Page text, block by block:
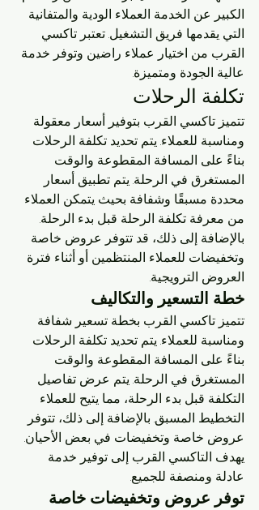
الكبير عن الخدمة العملاء الودية والمتفانية
التي يقدمها فريق التشغيل. تعتبر تاكسي
القرب من اختيار عملاء راضين وتوفر خدمة
عالية الجودة ومتميزة.
تكلفة الرحلات
تتميز تاكسي القرب بتوفير أسعار معقولة
ومناسبة للعملاء. يتم تحديد تكلفة الرحلات
بناءً على المسافة المقطوعة والوقت
المستغرق في الرحلة. يتم تطبيق أسعار
محددة مسبقًا وشفافة بحيث يتمكن العملاء
من معرفة تكلفة الرحلة قبل بدء الرحلة.
بالإضافة إلى ذلك، قد تتوفر عروض خاصة
وتخفيضات للعملاء المنتظمين أو أثناء فترة
العروض الترويجية.
خطة التسعير والتكاليف
تتميز تاكسي القرب بخطة تسعير شفافة
ومناسبة للعملاء. يتم تحديد تكلفة الرحلات
بناءً على المسافة المقطوعة والوقت
المستغرق في الرحلة. يتم عرض تفاصيل
التكلفة قبل بدء الرحلة، مما يتيح للعملاء
التخطيط المسبق. بالإضافة إلى ذلك، تتوفر
عروض خاصة وتخفيضات في بعض الأحيان.
يهدف التاكسي القرب إلى توفير خدمة
عادلة ومنصفة للجميع.
توفر عروض وتخفيضات خاصة